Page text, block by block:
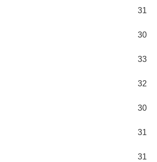
31
30
33
32
30
31
31